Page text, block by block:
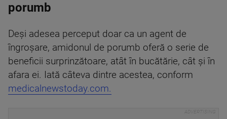
porumb
Deși adesea perceput doar ca un agent de
îngroșare, amidonul de porumb oferă o serie de
beneficii surprinzătoare, atât în bucătărie, cât și în
afara ei. Iată câteva dintre acestea, conform
medicalnewstoday.com.